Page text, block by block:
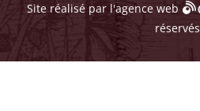
Site réalisé par l'agence web
réservés